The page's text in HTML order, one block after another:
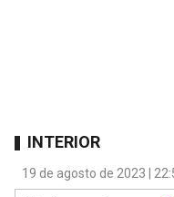
INTERIOR
19 de agosto de 2023 |